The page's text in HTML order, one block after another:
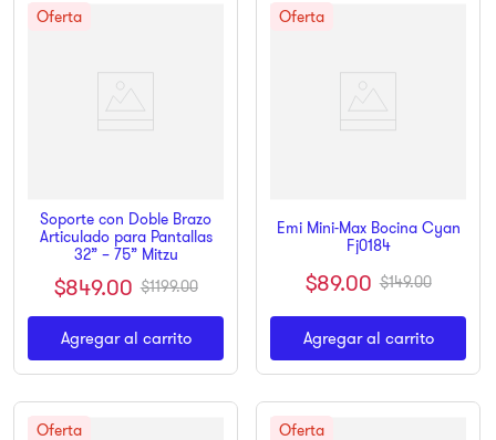
Soporte con Doble Brazo
Articulado para Pantallas
32” – 75” Mitzu
$849.00 $1199.00
Agregar al carrito
Emi Mini-Max Bocina Cyan
Fj0184
$89.00 $149.00
Agregar al carrito